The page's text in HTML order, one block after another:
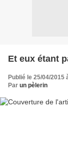
Et eux étant
Publié le 25/04/2015
Par un pèlerin